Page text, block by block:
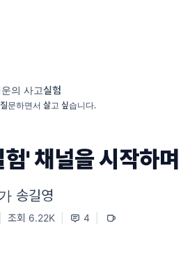
의 사고실험
문하면서 살고 싶습니다.
' 채널을 시작하며
송길영
조회 6.22K 4